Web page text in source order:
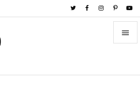
